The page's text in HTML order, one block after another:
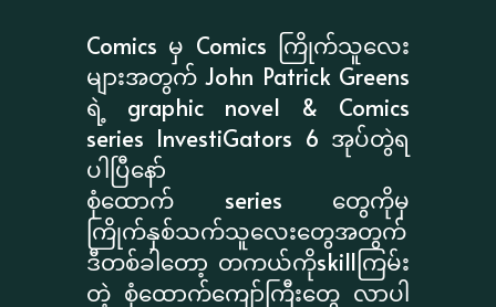
Comics မှ Comics ကြိုက်သူလေး
များအတွက် John Patrick Greens
ရဲ့ graphic novel & Comics
series InvestiGators 6 အုပ်တွဲရ
ပါပြီနော်
စုံထောက် series တွေကိုမှ
ကြိုက်နှစ်သက်သူလေးတွေအတွက်
ဒီတစ်ခါတော့ တကယ်ကိုskillကြမ်း
တဲ့ စုံထောက်ကျော်ကြီးတွေ လာပါ